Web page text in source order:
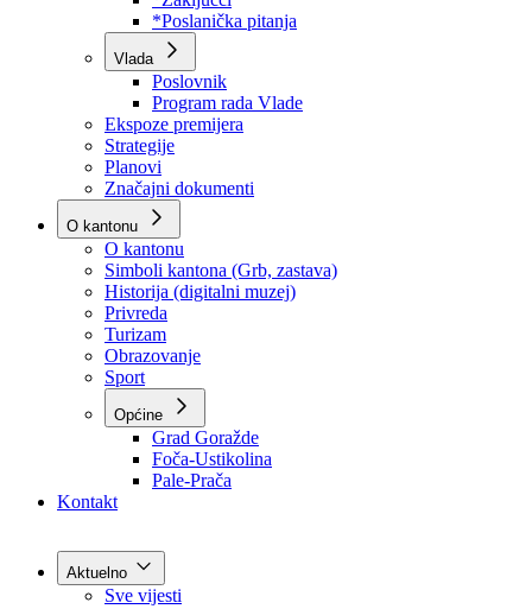
Zakoni
*Odluke
*Zaključci
*Poslanička pitanja
Vlada
Poslovnik
Program rada Vlade
Ekspoze premijera
Strategije
Planovi
Značajni dokumenti
O kantonu
O kantonu
Simboli kantona (Grb, zastava)
Historija (digitalni muzej)
Privreda
Turizam
Obrazovanje
Sport
Općine
Kontakt